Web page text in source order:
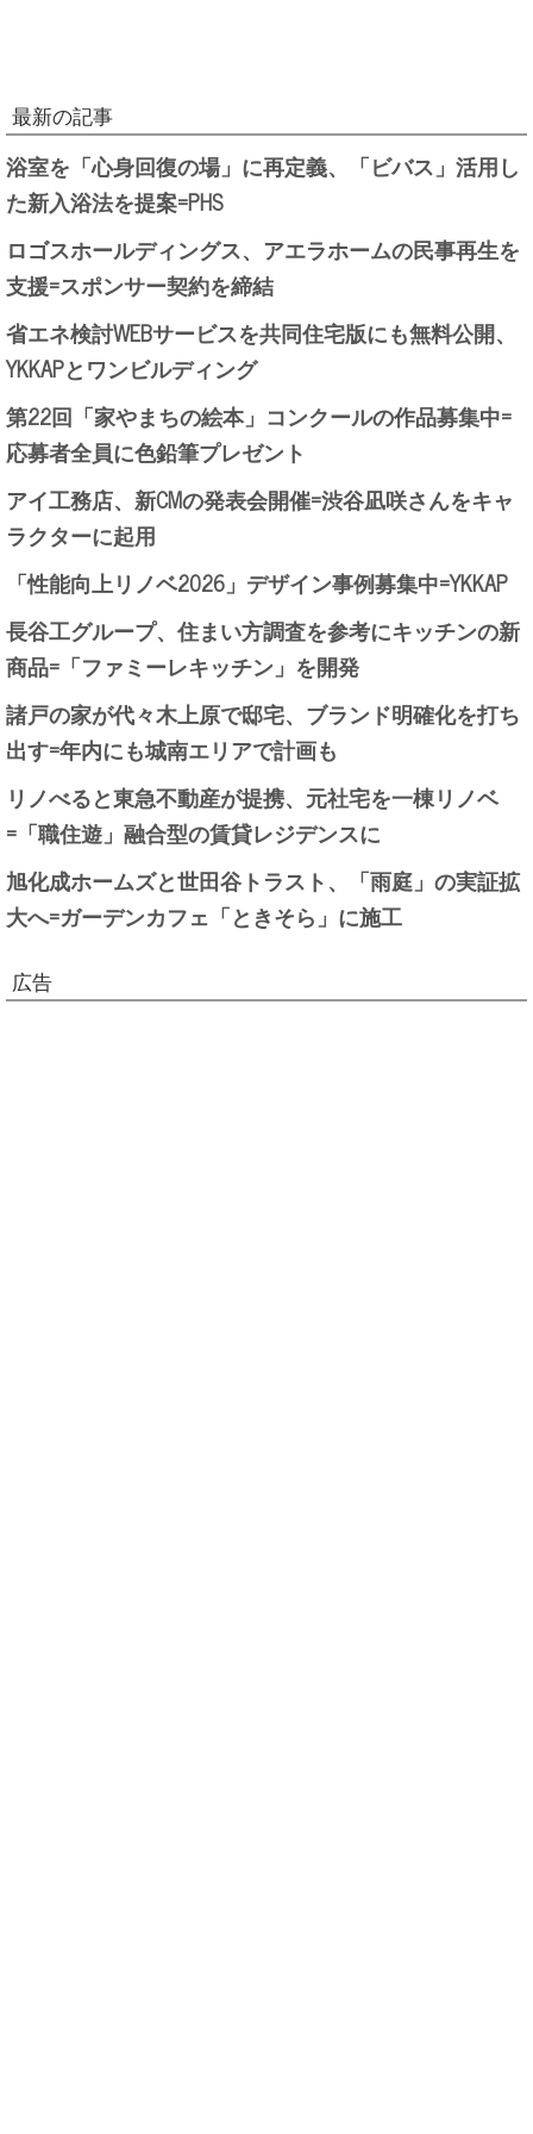
最新の記事
浴室を「心身回復の場」に再定義、「ビバス」活用し
た新入浴法を提案=PHS
ロゴスホールディングス、アエラホームの民事再生を
支援=スポンサー契約を締結
省エネ検討WEBサービスを共同住宅版にも無料公開、
YKKAPとワンビルディング
第22回「家やまちの絵本」コンクールの作品募集中=
応募者全員に色鉛筆プレゼント
アイ工務店、新CMの発表会開催=渋谷凪咲さんをキャ
ラクターに起用
「性能向上リノベ2026」デザイン事例募集中=YKKAP
長谷工グループ、住まい方調査を参考にキッチンの新
商品=「ファミーレキッチン」を開発
諸戸の家が代々木上原で邸宅、ブランド明確化を打ち
出す=年内にも城南エリアで計画も
リノべると東急不動産が提携、元社宅を一棟リノベ
=「職住遊」融合型の賃貸レジデンスに
旭化成ホームズと世田谷トラスト、「雨庭」の実証拡
大へ=ガーデンカフェ「ときそら」に施工
広告